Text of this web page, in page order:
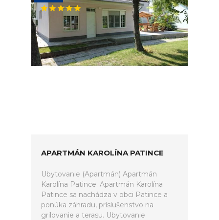
APARTMÁN KAROLÍNA PATINCE
Ubytovanie (Apartmán) Apartmán
Karolína Patince. Apartmán Karolína
Patince sa nachádza v obci Patince a
ponúka záhradu, príslušenstvo na
grilovanie a terasu. Ubytovanie